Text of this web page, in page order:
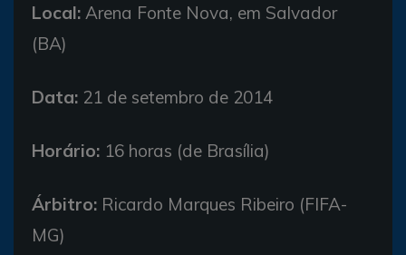
Local: Arena Fonte Nova, em Salvador
(BA)
Data: 21 de setembro de 2014
Horário: 16 horas (de Brasília)
Árbitro: Ricardo Marques Ribeiro (FIFA-
MG)